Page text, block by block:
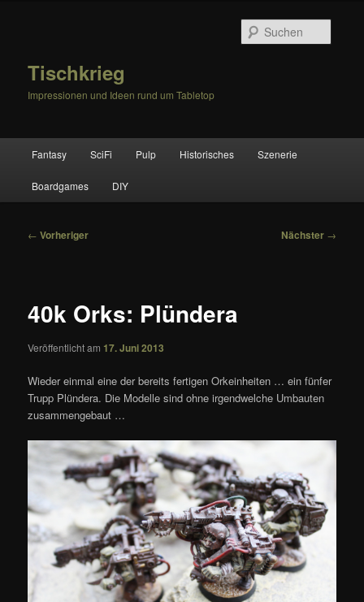
Tischkrieg
Impressionen und Ideen rund um Tabletop
Fantasy SciFi Pulp Historisches Szenerie
Boardgames DIY
Beitragsnavigation
← Vorheriger Nächster →
40k Orks: Plündera
Veröffentlicht am 17. Juni 2013
Wieder einmal eine der bereits fertigen Orkeinheiten … ein fünfer
Trupp Plündera. Die Modelle sind ohne irgendwelche Umbauten
zusammengebaut …